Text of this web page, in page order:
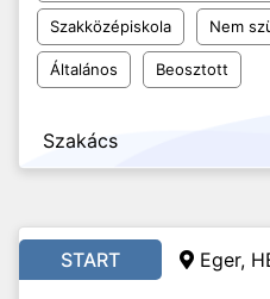
Szakközépiskola Nem
Általános Beosztott
Szakács
START Eger,